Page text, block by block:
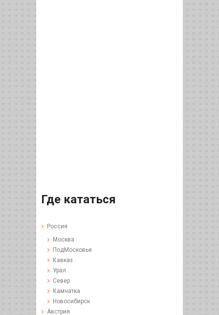
Где кататься
Россия
Москва
ПодМосковье
Кавказ
Урал
Север
Камчатка
Новосибирск
Австрия